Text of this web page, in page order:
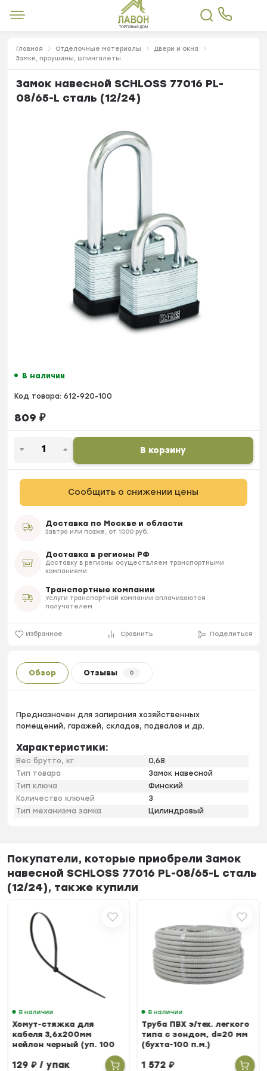
Главная Отделочные материалы
Двери и окна
Замки, проушины, шпингалеты
Замок навесной SCHLOSS 77016 PL-
08/65-L сталь (12/24)
В наличии
Код товара: 612-920-100
809 ₽
В корзину
Сообщить о снижении цены
Доставка по Москве и области
Завтра или позже, от 1000 руб.
Доставка в регионы РФ
Доставку в регионы осуществляем транспортными
компаниями
Транспортные компании
Услуги транспортной компании оплачиваются
получателем
Избранное Сравнить Поделиться
Обзор Отзывы 0
Предназначен для запирания хозяйственных
помещений, гаражей, складов, подвалов и др.
Характеристики:
Вес брутто, кг:
0,68
Тип товара
Замок навесной
Тип ключа
Финский
Количество ключей
3
Тип механизма замка
Цилиндровый
Покупатели, которые приобрели Замок
навесной SCHLOSS 77016 PL-08/65-L сталь
(12/24), также купили
В наличии
Хомут-стяжка для
кабеля 3,6х200мм
нейлон черный (уп. 100
129₽/ упак
В наличии
Труба ПВХ э/тех. легкого
типа с зондом, d=20 мм
(бухта-100 п.м.)
1 572₽